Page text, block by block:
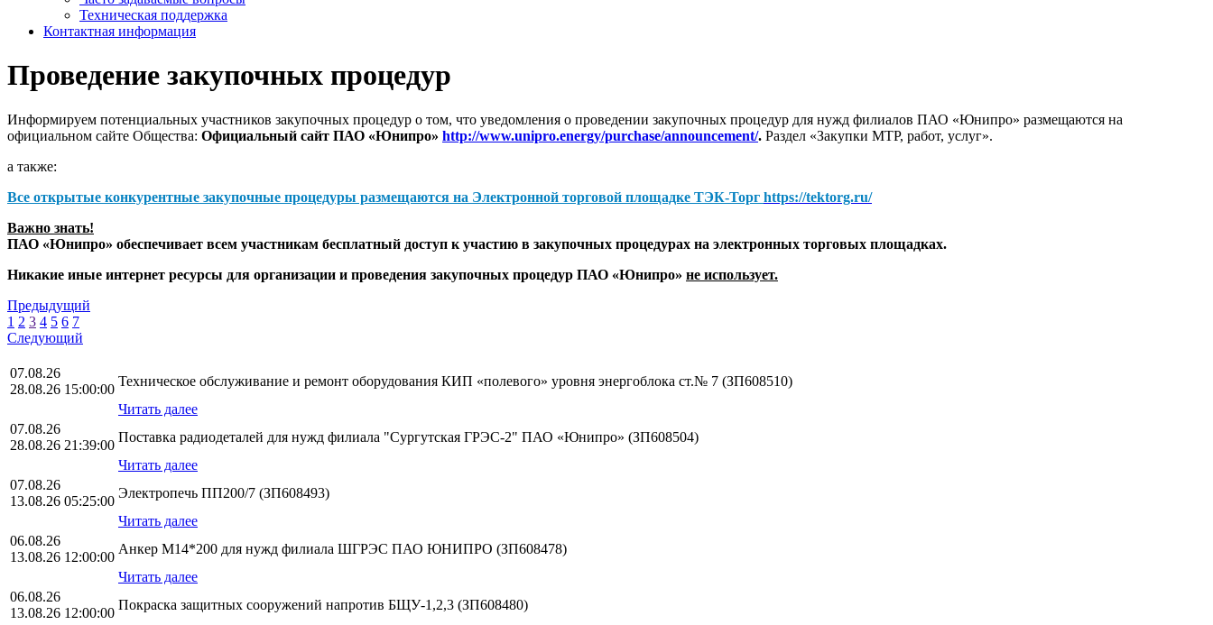
Техническая поддержка
Контактная информация
Проведение закупочных процедур
Информируем потенциальных участников закупочных процедур о том, что уведомления о проведении закупочных процедур для нужд филиалов ПАО «Юнипро» размещаются на
официальном сайте Общества: Официальный сайт ПАО «Юнипро» http://www.unipro.energy/purchase/announcement/. Раздел «Закупки МТР, работ, услуг».
а также:
Все открытые конкурентные закупочные процедуры размещаются на Электронной торговой площадке ТЭК-Торг https://tektorg.ru/
Важно знать!
ПАО «Юнипро» обеспечивает всем участникам бесплатный доступ к участию в закупочных процедурах на электронных торговых площадках.
Никакие иные интернет ресурсы для организации и проведения закупочных процедур ПАО «Юнипро» не использует.
Предыдущий
1 2 3 4 5 6 7
Следующий
07.08.26
28.08.26 15:00:00
Техническое обслуживание и ремонт оборудования КИП «полевого» уровня энергоблока ст.№ 7 (ЗП608510)
Читать далее
07.08.26
28.08.26 21:39:00
Поставка радиодеталей для нужд филиала "Сургутская ГРЭС-2" ПАО «Юнипро» (ЗП608504)
Читать далее
07.08.26
13.08.26 05:25:00
Электропечь ПП200/7 (ЗП608493)
Читать далее
06.08.26
13.08.26 12:00:00
Анкер М14*200 для нужд филиала ШГРЭС ПАО ЮНИПРО (ЗП608478)
Читать далее
06.08.26
13.08.26 12:00:00
Покраска защитных сооружений напротив БЩУ-1,2,3 (ЗП608480)